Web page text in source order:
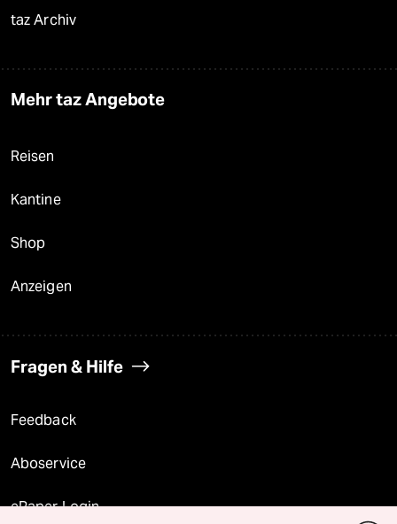
taz Archiv
Mehr taz Angebote
Reisen
Kantine
Shop
Anzeigen
Fragen & Hilfe
Feedback
Aboservice
ePaper Login